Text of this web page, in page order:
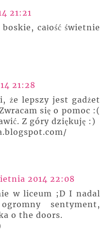
21:21
całość świetnie
21:28
że lepszy jest gadżet
się o pomoc :(
Z góry dziękuję :)
2014 22:08
w liceum ;D I nadal
sentyment,
o the doors.